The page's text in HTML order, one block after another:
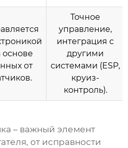
основе
от
Точное
управление,
интеграция с
другими
системами (ESP,
круиз-
контроль).
– важный элемент
от исправности